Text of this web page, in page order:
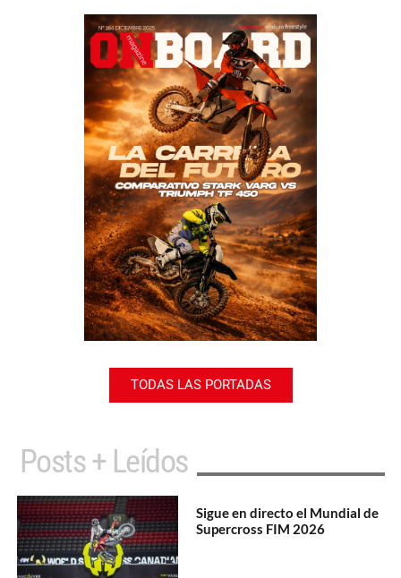
TODAS LAS PORTADAS
Posts + Leídos
Sigue en directo el Mundial de
Supercross FIM 2026